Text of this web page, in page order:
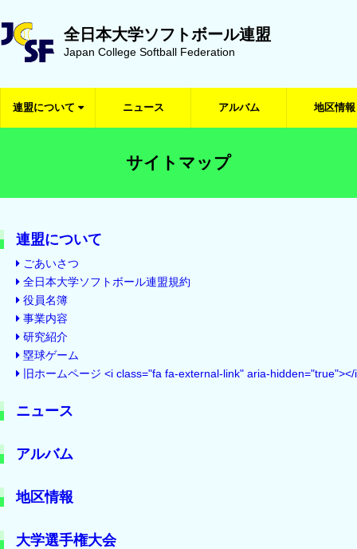
全日本大学ソフトボール連盟
Japan College Softball Federation
連盟について ニュース アルバム 地区情報
サイトマップ
連盟について
ごあいさつ
全日本大学ソフトボール連盟規約
役員名簿
事業内容
研究紹介
塁球ゲーム
旧ホームページ <i class="fa fa-external-link" aria-hidden="true"></
ニュース
アルバム
地区情報
大学選手権大会